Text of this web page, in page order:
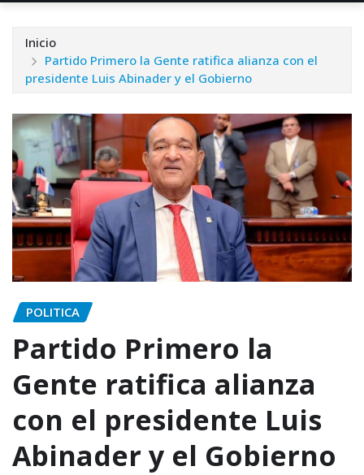
Inicio
Partido Primero la Gente ratifica alianza con el
presidente Luis Abinader y el Gobierno
POLITICA
Partido Primero la
Gente ratifica alianza
con el presidente Luis
Abinader y el Gobierno